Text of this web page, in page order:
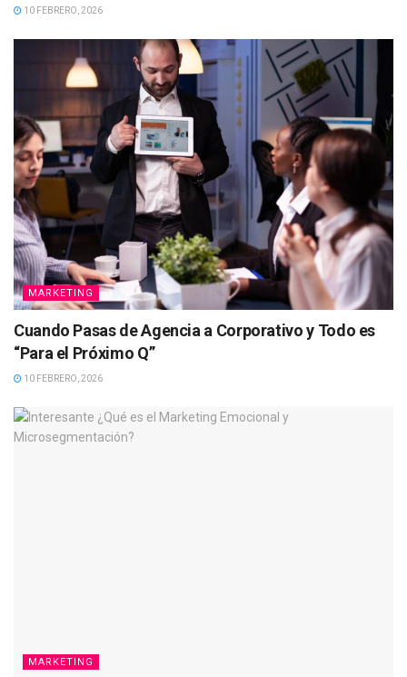
10 FEBRERO, 2026
MARKETING
Cuando Pasas de Agencia a Corporativo y Todo es
“Para el Próximo Q”
10 FEBRERO, 2026
MARKETING